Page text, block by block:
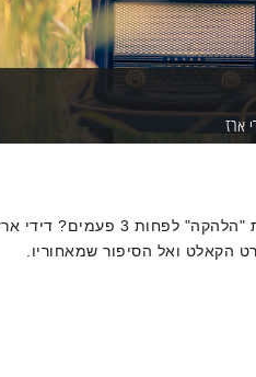
ארז
מי מאיתנו לא ראה את "הלהקה" לפחות 3 פעמים? דידי
הקאלט ואל הסיפור שמאחוריו.